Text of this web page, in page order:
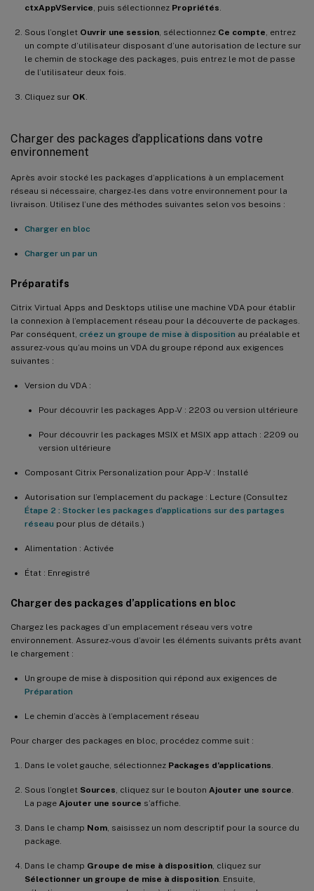
ctxAppVService , puis sélectionnez Propriétés
Sous l’onglet Ouvrir une session , sélectionnez Ce compte , entrez
un compte d’utilisateur disposant d’une autorisation de lecture sur
le chemin de stockage des packages, puis entrez le mot de passe
de l’utilisateur deux fois.
Cliquez sur OK
Charger des packages d’applications dans votre
environnement
Après avoir stocké les packages d’applications à un emplacement
réseau si nécessaire, chargez-les dans votre environnement pour la
livraison. Utilisez l’une des méthodes suivantes selon vos besoins :
Charger en bloc
Charger un par un
Préparatifs
Citrix Virtual Apps and Desktops utilise une machine VDA pour établir
la connexion à l’emplacement réseau pour la découverte de packages.
Par conséquent, créez un groupe de mise à disposition au préalable et
assurez-vous qu’au moins un VDA du groupe répond aux exigences
suivantes :
Version du VDA :
Pour découvrir les packages App-V : 2203 ou version ultérieure
Pour découvrir les packages MSIX et MSIX app attach : 2209 ou
version ultérieure
Composant Citrix Personalization pour App-V : Installé
Autorisation sur l’emplacement du package : Lecture (Consultez
Étape 2 : Stocker les packages d’applications sur des partages
réseau pour plus de détails.)
Alimentation : Activée
État : Enregistré
Charger des packages d’applications en bloc
Chargez les packages d’un emplacement réseau vers votre
environnement. Assurez-vous d’avoir les éléments suivants prêts avant
le chargement :
Un groupe de mise à disposition qui répond aux exigences de
Préparation
Le chemin d’accès à l’emplacement réseau
Pour charger des packages en bloc, procédez comme suit :
Dans le volet gauche, sélectionnez Packages d’applications
Sous l’onglet Sources , cliquez sur le bouton Ajouter une source
La page Ajouter une source s’affiche.
Dans le champ Nom , saisissez un nom descriptif pour la source du
package.
Dans le champ Groupe de mise à disposition , cliquez sur
Sélectionner un groupe de mise à disposition . Ensuite,